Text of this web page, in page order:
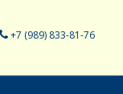
+7 (989) 833-81-76